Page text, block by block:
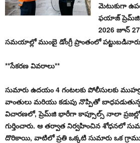
మెటుకుగా
ఫయాజ్
2026 జూన్
సమయాల్లో ముంబై డోంగ్రీ ప్రాంతంలో
**సేకరణ వివరాలు**
సుమారు ఉదయం 4 గంటలకు పోలీసులకు
వాంతులు మరియు కడుపు నొప్పితో
విచారణలో, ప్రెమ్‌జి భారీగా కాప్సూల్స్‌ నాలా ప్రజల్లో
గుర్తించారు. ఆ తర్వాత నిర్వహించిన శోధనలో
దొరికాయి, వాటిలో ప్రతి ఒక్కటి సుమారు ఒక